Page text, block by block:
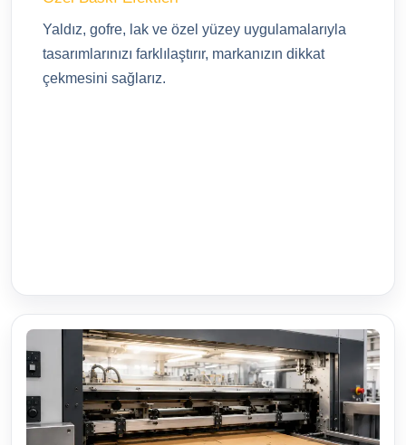
Yaldız, gofre, lak ve özel yüzey uygulamalarıyla
tasarımlarınızı farklılaştırır, markanızın dikkat
çekmesini sağlarız.